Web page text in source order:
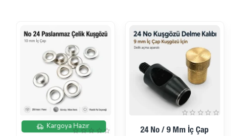
İndirimde
Kargoya Hazır İndirimde
24 No / 9 Mm İç Çap